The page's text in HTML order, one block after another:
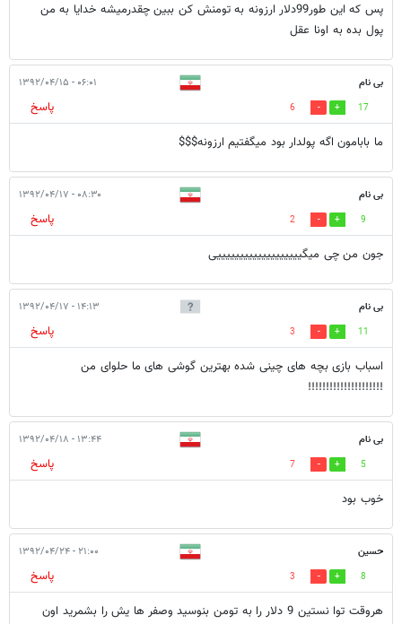
پس که این طور99دلار ارزونه به تومنش کن ببین چقدرمیشه خدایا به من
پول بده به اونا عقل
بی نام ۰۶:۰۱ - ۱۳۹۲/۰۴/۱۵
17
6
پاسخ
ما بابامون اگه پولدار بود میگفتیم ارزونه$$$
بی نام ۰۸:۳۰ - ۱۳۹۲/۰۴/۱۷
9
2
پاسخ
جون من چی میگیییییییییییییییییییی
بی نام ۱۴:۱۳ - ۱۳۹۲/۰۴/۱۷
11
3
پاسخ
اسباب بازی بچه های چینی شده بهترین گوشی های ما حلوای من
!!!!!!!!!!!!!!!!!!!!!
بی نام ۱۳:۴۴ - ۱۳۹۲/۰۴/۱۸
5
7
پاسخ
خوب بود
حسین ۲۱:۰۰ - ۱۳۹۲/۰۴/۲۴
8
3
پاسخ
هروقت توا نستین 9 دلار را به تومن بنوسید وصفر ها یش را بشمرید اون